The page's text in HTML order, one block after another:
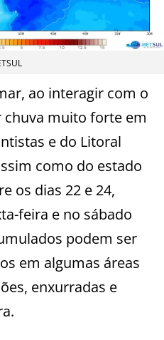
ao interagir com o
chuva muito forte em
e do Litoral
como do estado
os dias 22 e 24,
feira e no sábado
podem ser
em algumas áreas
enxurradas e